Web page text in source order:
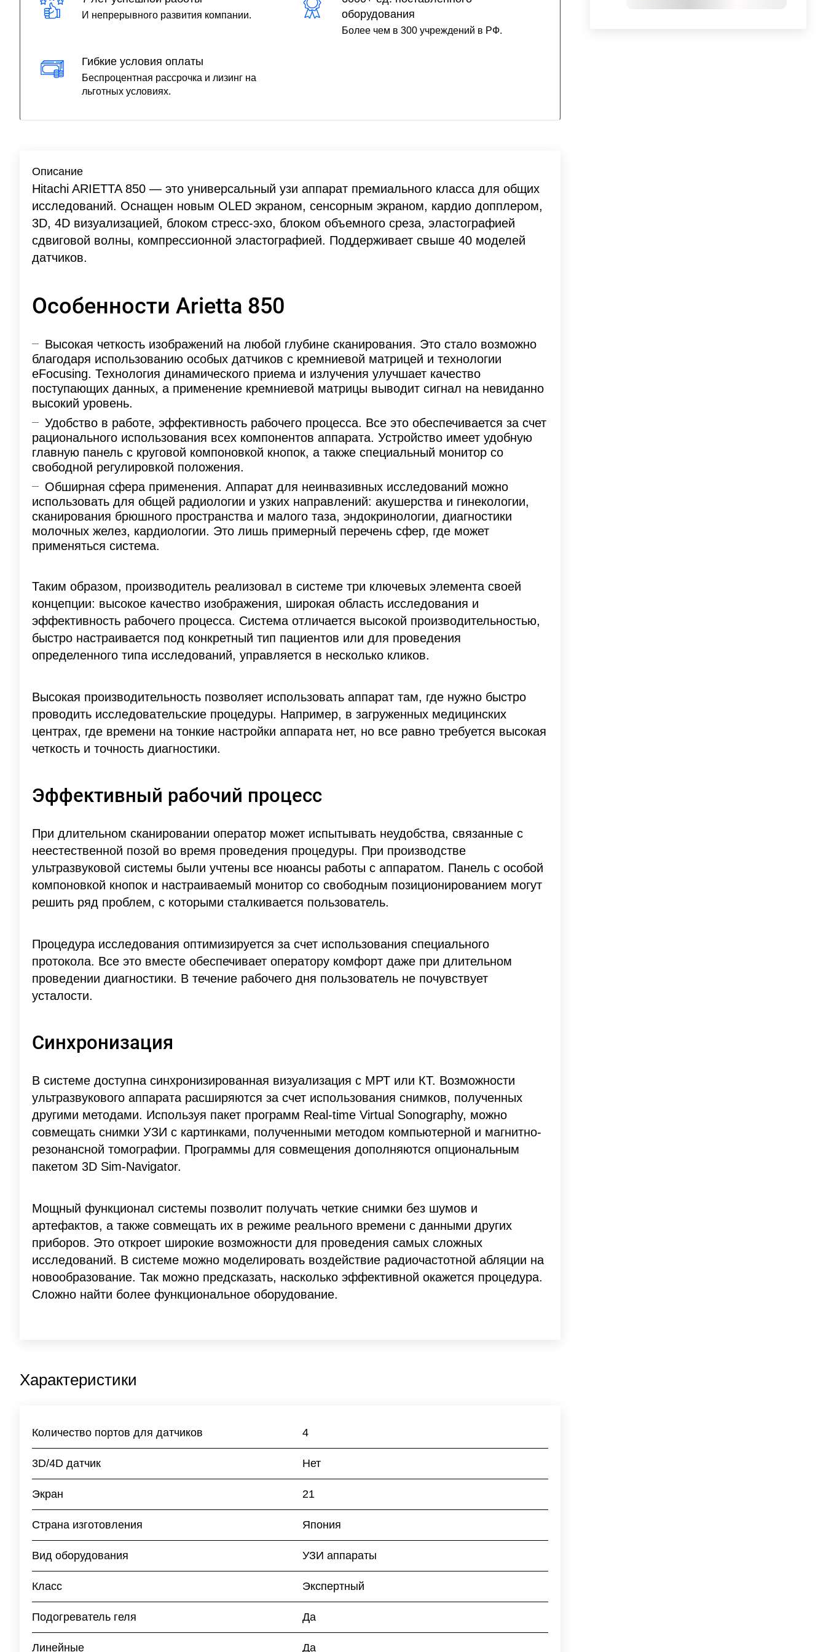
И непрерывного развития компании.
оборудования
Более чем в 300 учреждений в РФ.
Гибкие условия оплаты
Беспроцентная рассрочка и лизинг на
льготных условиях.
Описание
Hitachi ARIETTA 850 — это универсальный узи аппарат премиального класса для общих
исследований. Оснащен новым OLED экраном, сенсорным экраном, кардио допплером,
3D, 4D визуализацией, блоком стресс-эхо, блоком объемного среза, эластографией
сдвиговой волны, компрессионной эластографией. Поддерживает свыше 40 моделей
датчиков.
Особенности Arietta 850
Высокая четкость изображений на любой глубине сканирования. Это стало возможно
благодаря использованию особых датчиков с кремниевой матрицей и технологии
eFocusing. Технология динамического приема и излучения улучшает качество
поступающих данных, а применение кремниевой матрицы выводит сигнал на невиданно
высокий уровень.
Удобство в работе, эффективность рабочего процесса. Все это обеспечивается за счет
рационального использования всех компонентов аппарата. Устройство имеет удобную
главную панель с круговой компоновкой кнопок, а также специальный монитор со
свободной регулировкой положения.
Обширная сфера применения. Аппарат для неинвазивных исследований можно
использовать для общей радиологии и узких направлений: акушерства и гинекологии,
сканирования брюшного пространства и малого таза, эндокринологии, диагностики
молочных желез, кардиологии. Это лишь примерный перечень сфер, где может
применяться система.
Таким образом, производитель реализовал в системе три ключевых элемента своей
концепции: высокое качество изображения, широкая область исследования и
эффективность рабочего процесса. Система отличается высокой производительностью,
быстро настраивается под конкретный тип пациентов или для проведения
определенного типа исследований, управляется в несколько кликов.
Высокая производительность позволяет использовать аппарат там, где нужно быстро
проводить исследовательские процедуры. Например, в загруженных медицинских
центрах, где времени на тонкие настройки аппарата нет, но все равно требуется высокая
четкость и точность диагностики.
Эффективный рабочий процесс
При длительном сканировании оператор может испытывать неудобства, связанные с
неестественной позой во время проведения процедуры. При производстве
ультразвуковой системы были учтены все нюансы работы с аппаратом. Панель с особой
компоновкой кнопок и настраиваемый монитор со свободным позиционированием могут
решить ряд проблем, с которыми сталкивается пользователь.
Процедура исследования оптимизируется за счет использования специального
протокола. Все это вместе обеспечивает оператору комфорт даже при длительном
проведении диагностики. В течение рабочего дня пользователь не почувствует
усталости.
Синхронизация
В системе доступна синхронизированная визуализация с МРТ или КТ. Возможности
ультразвукового аппарата расширяются за счет использования снимков, полученных
другими методами. Используя пакет программ Real-time Virtual Sonography, можно
совмещать снимки УЗИ с картинками, полученными методом компьютерной и магнитно-
резонансной томографии. Программы для совмещения дополняются опциональным
пакетом 3D Sim-Navigator.
Мощный функционал системы позволит получать четкие снимки без шумов и
артефактов, а также совмещать их в режиме реального времени с данными других
приборов. Это откроет широкие возможности для проведения самых сложных
исследований. В системе можно моделировать воздействие радиочастотной абляции на
новообразование. Так можно предсказать, насколько эффективной окажется процедура.
Сложно найти более функциональное оборудование.
Характеристики
Количество портов для датчиков 4
3D/4D датчик Нет
Экран 21
Страна изготовления Япония
Вид оборудования УЗИ аппараты
Класс Экспертный
Подогреватель геля Да
Линейные Да